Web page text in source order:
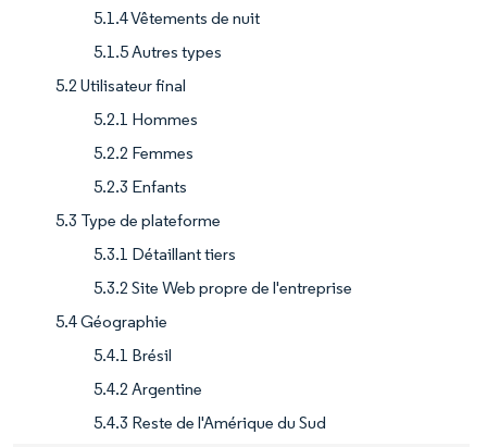
5.1.4 Vêtements de nuit
5.1.5 Autres types
5.2 Utilisateur final
5.2.1 Hommes
5.2.2 Femmes
5.2.3 Enfants
5.3 Type de plateforme
5.3.1 Détaillant tiers
5.3.2 Site Web propre de l'entreprise
5.4 Géographie
5.4.1 Brésil
5.4.2 Argentine
5.4.3 Reste de l'Amérique du Sud